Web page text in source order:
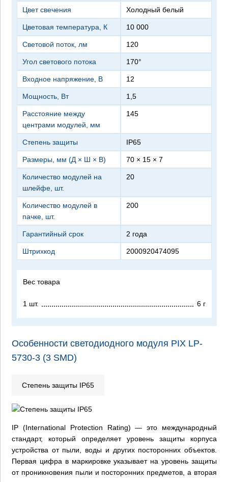
Цвет свечения холодный белый
Цветовая температура, К 10 000
Световой поток, лм 120
Угол светового потока 170°
Входное напряжение, В 12
Мощность, Вт 1,5
Расстояние между
центрами модулей, мм
145
Степень защиты IP65
Размеры, мм (Д × Ш × В) 70 × 15 × 7
Количество модулей на
шлейфе, шт.
20
Количество модулей в
пачке, шт.
200
Гарантийный срок 2 года
Штрихкод 2000920474095
Вес товара
1 шт. 6 г
Особенности светодиодного модуля PIX LP-
5730-3 (3 SMD)
Степень защиты IP65
IP (International Protection Rating) — это международный
стандарт, который определяет уровень защиты корпуса
устройства от пыли, воды и других посторонних объектов.
Первая цифра в маркировке указывает на уровень защиты
от проникновения пыли и посторонних предметов, а вторая